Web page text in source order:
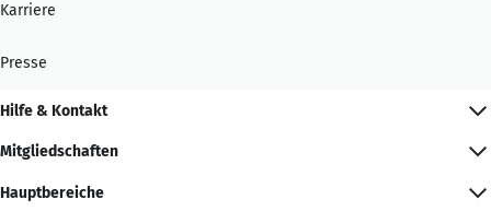
Karriere
Presse
Hilfe & Kontakt
Mitgliedschaften
Hauptbereiche